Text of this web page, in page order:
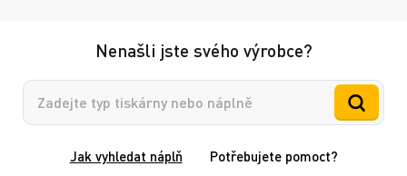
Nenašli jste svého výrobce?
Vyhledávání
Jak vyhledat náplň Potřebujete pomoct?